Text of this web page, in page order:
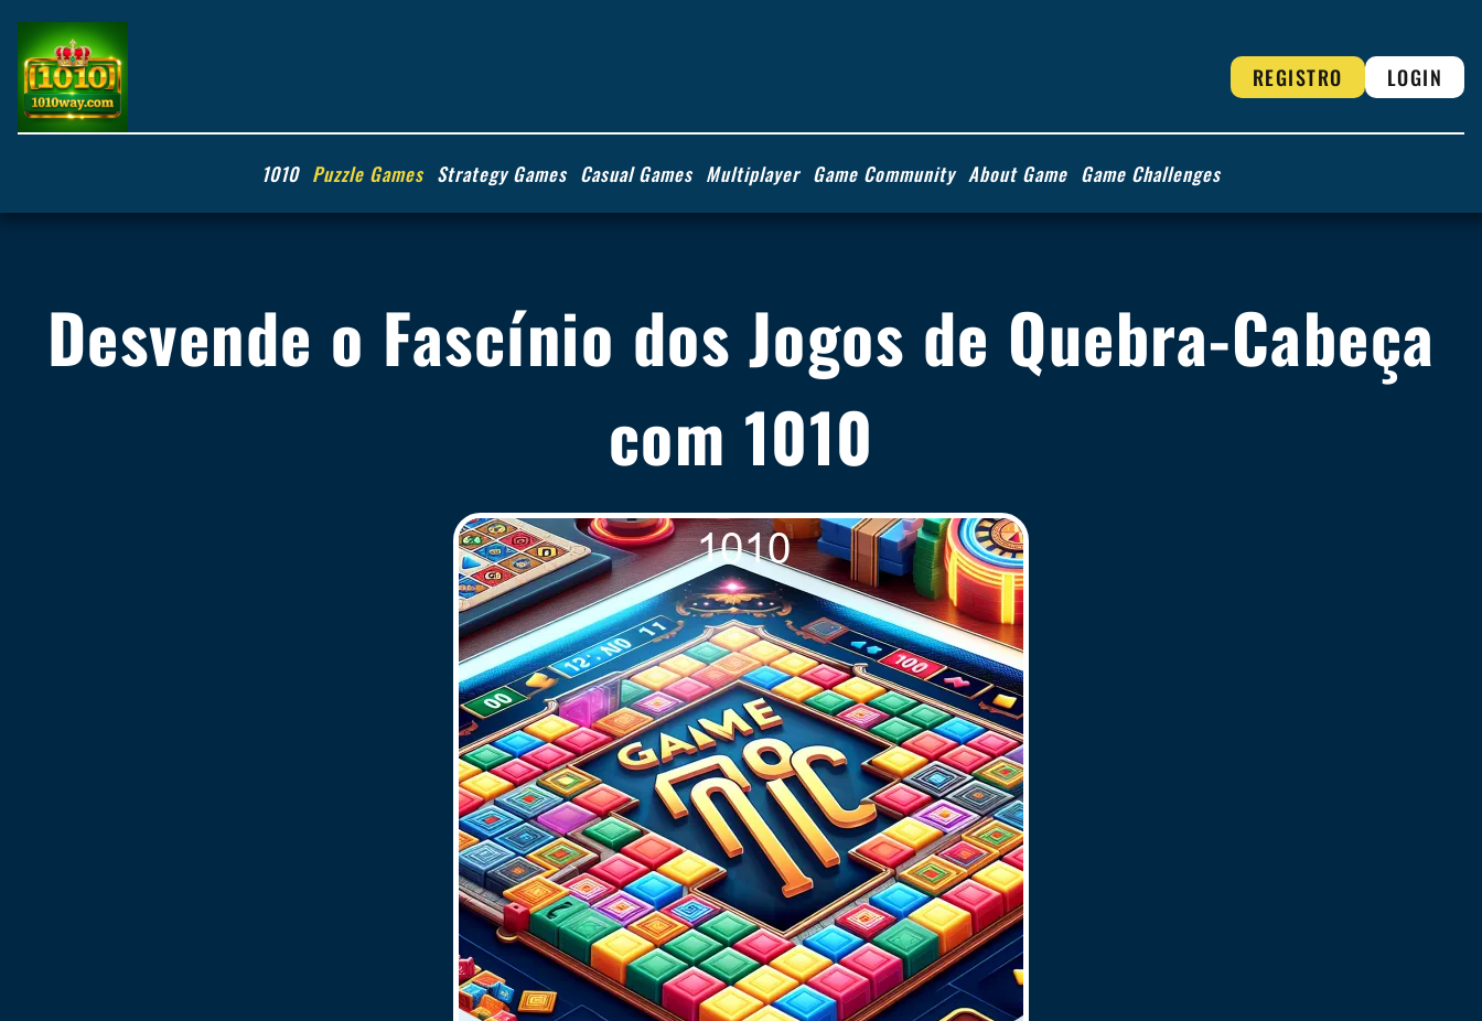
REGISTRO LOGIN
1010 Puzzle Games Strategy Games Casual Games Multiplayer Game Community About Game Game Challenges
Desvende o Fascínio dos Jogos de Quebra-Cabeça
com 1010